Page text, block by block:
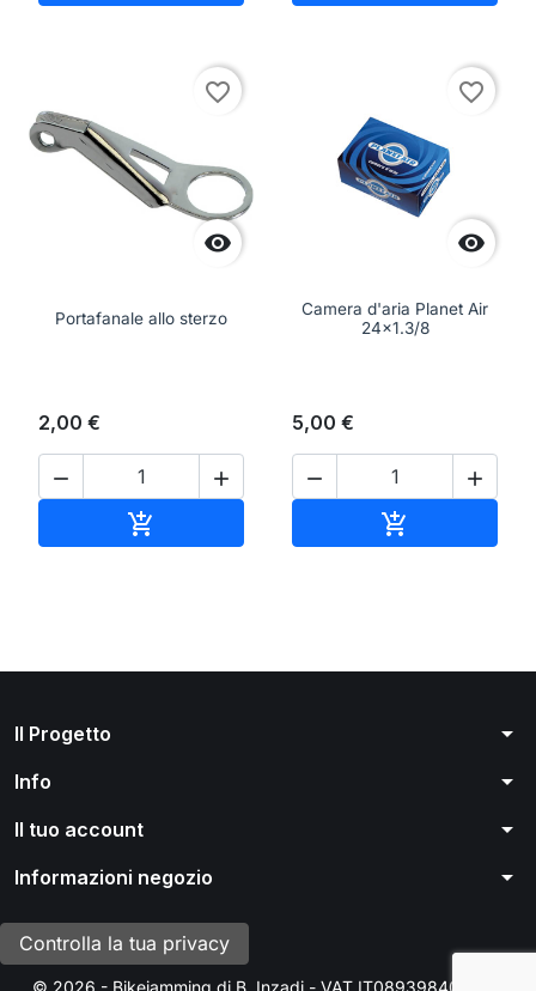

favorite_border
Portafanale allo sterzo
2,00 €
 


favorite_border
Camera d'aria Planet Air
24x1.3/8
5,00 €
 

Il Progetto arrow_drop_down
Info arrow_drop_down
Il tuo account arrow_drop_down
Informazioni negozio arrow_drop_down
Controlla la tua privacy